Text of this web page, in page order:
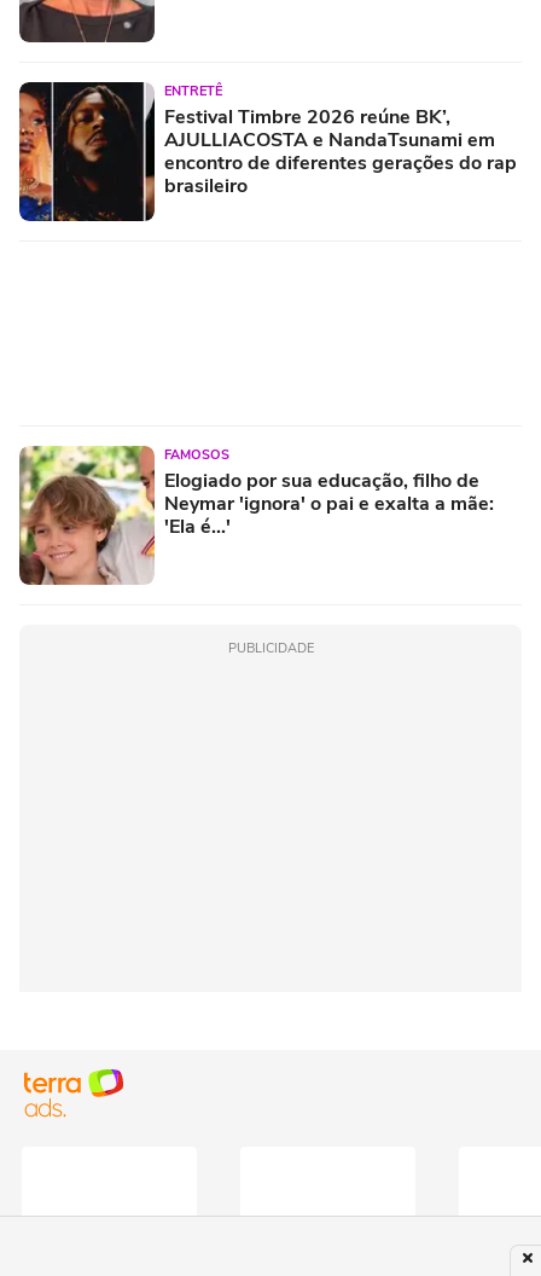
ENTRETÊ
Festival Timbre 2026 reúne BK’,
AJULLIACOSTA e NandaTsunami em
encontro de diferentes gerações do rap
brasileiro
FAMOSOS
Elogiado por sua educação, filho de
Neymar 'ignora' o pai e exalta a mãe:
'Ela é...'
PUBLICIDADE